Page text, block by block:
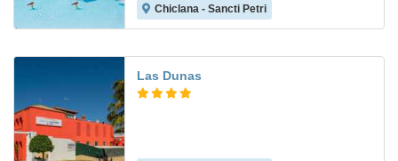
Chiclana - Sancti Petri
Las Dunas